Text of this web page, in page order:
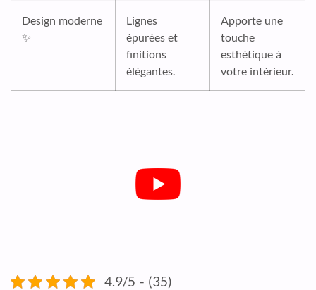
Design moderne
✨
Lignes
épurées et
finitions
élégantes.
Apporte une
touche
esthétique à
votre intérieur.
4.9/5 - (35)